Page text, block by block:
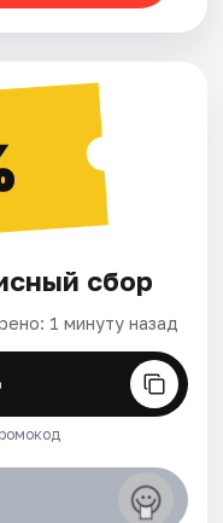
сбор
1 минуту назад